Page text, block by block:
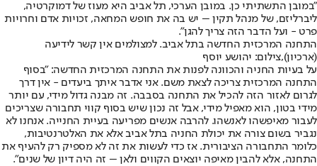
"במובן התשתיתי כן. במובן הערכי, תל אביב היא מעוז של דמוקרטיה,
ליברליזם, של מנהל תקין – יש בה את חופש המחאה, זכויות אדם וחרויות
פרט - ועל הדבר הזה צריך להגן".
התחנה המרכזית החדשה בתל אביב. למצולמים אין קשר לידיעה
(ארכיון),צילום: יהושע יוסף
על בעיות החניה והכוונה לפנות את התחנה המרכזית החדשה: "בסוף
התחנה המרכזית צריכה לצאת משם. אני אדבר איתך ביעדים - אין דרך
לגרום לאזור הזה להכיל את התחנה בסבבה. זה מבנה גדול מידי, עם יותר
מידי בטון, הוא מאפיל מידי, אבל זה נכון שיש בסוף קווי תחבורה שצריכים
לעבור מאיפשהו לאנשהו. להרבה אנשים מפריעה בעיית החנייה. אנחנו לא
נגביר בשום צורה את יכולת החניה בתל אביב אלא את האלטרנטיבות,
כלומר התחבורה הציבורית. אז כדי לעשות את זה לא מספיק רק להעיף את
התחנה, אלא להבין מאיפה יוצאים הקווים ולאן – זה היה דיון של שנים".